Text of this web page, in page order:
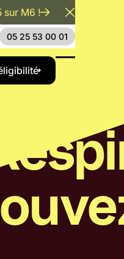
sur M6 !
Close
05 25 53 00 01